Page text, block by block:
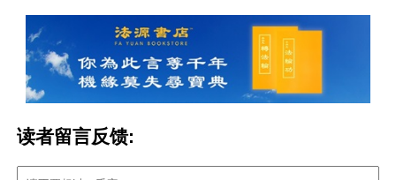
读者留言反馈: